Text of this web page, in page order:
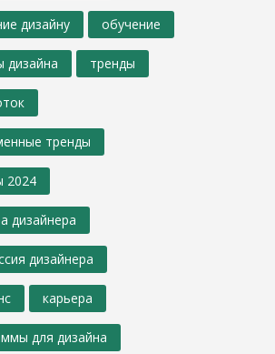
дизайну обучение
дизайна тренды
тренды
2024
дизайнера
дизайнера
карьера
для дизайна